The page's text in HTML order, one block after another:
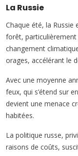
La Russie
Chaque été, la
forêt, particulièrement
changement
orages, accélérant le
Avec une moyenne
feux, qui s’étend sur
devient une menace
habitées.
La politique russe,
raisons de coûts,